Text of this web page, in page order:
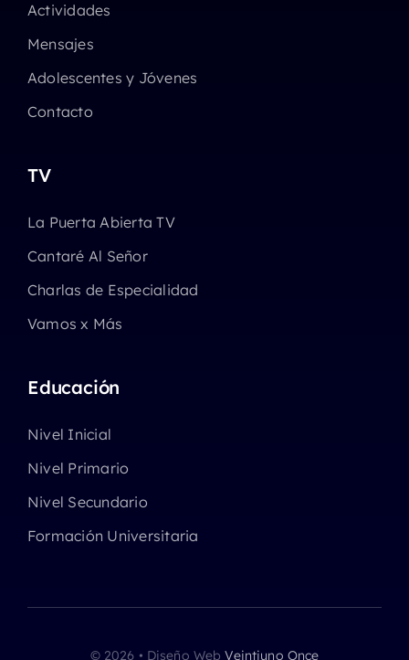
Actividades
Mensajes
Adolescentes y Jóvenes
Contacto
TV
La Puerta Abierta TV
Cantaré Al Señor
Charlas de Especialidad
Vamos x Más
Educación
Nivel Inicial
Nivel Primario
Nivel Secundario
Formación Universitaria
© 2026 • Diseño WebVeintiuno Once